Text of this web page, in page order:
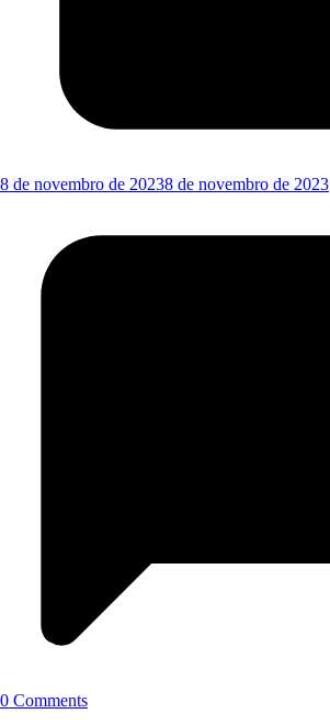
8 de novembro de 20238 de novembro de 2023
0 Comments